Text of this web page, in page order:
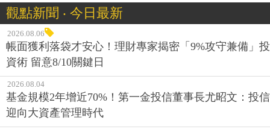
觀點新聞 ‧ 今日最新
2026.08.06
帳面獲利落袋才安心！理財專家揭密「9%攻守兼備」投
資術 留意8/10關鍵日
2026.08.04
基金規模2年增近70%！第一金投信董事長尤昭文：投信
迎向大資產管理時代